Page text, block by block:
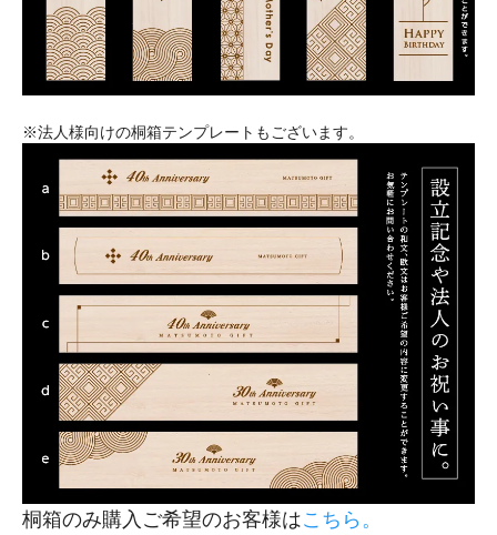
※法人様向けの桐箱テンプレートもございます。
桐箱のみ購入ご希望のお客様はこちら。